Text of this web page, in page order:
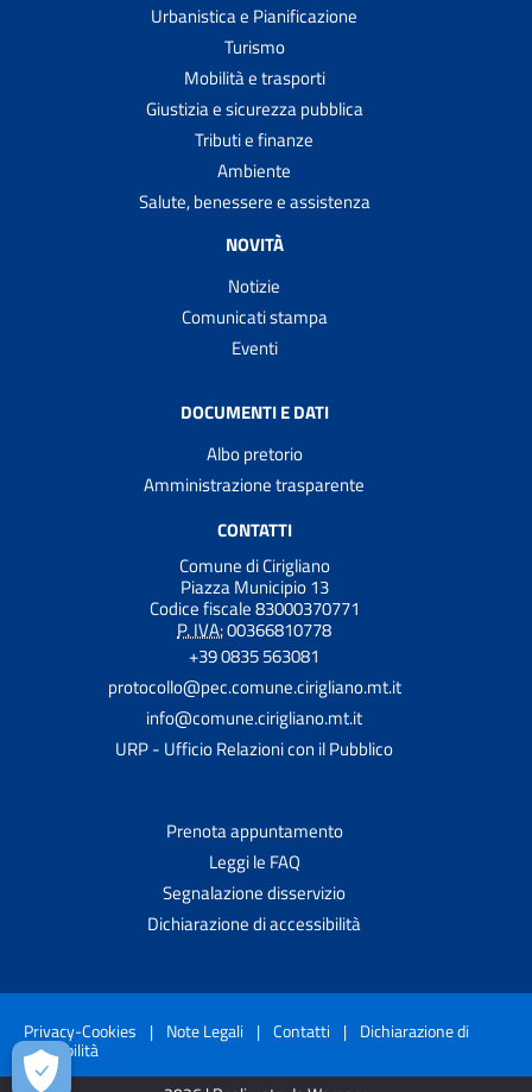
Urbanistica e Pianificazione
Turismo
Mobilità e trasporti
Giustizia e sicurezza pubblica
Tributi e finanze
Ambiente
Salute, benessere e assistenza
NOVITÀ
Notizie
Comunicati stampa
Eventi
DOCUMENTI E DATI
Albo pretorio
Amministrazione trasparente
CONTATTI
Comune di Cirigliano
Piazza Municipio 13
Codice fiscale 83000370771
P. IVA:00366810778
+39 0835 563081
protocollo@pec.comune.cirigliano.mt.it
info@comune.cirigliano.mt.it
URP - Ufficio Relazioni con il Pubblico
Prenota appuntamento
Leggi le FAQ
Segnalazione disservizio
Dichiarazione di accessibilità
Privacy-Cookies | Note Legali | Contatti | Dichiarazione di
accessibilità